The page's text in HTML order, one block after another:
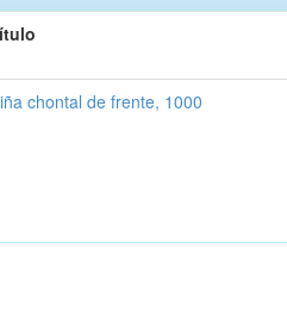
chontal de frente, 1000